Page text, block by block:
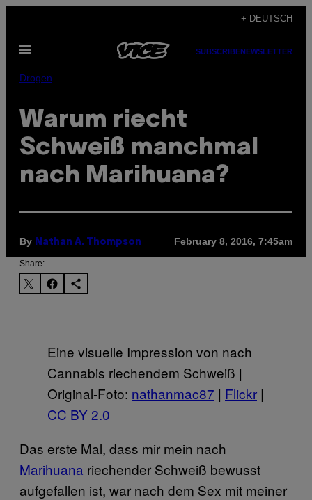
content
+ DEUTSCH
Open
SUBSCRIBENEWSLETTER
Drogen
Warum riecht
Schweiß manchmal
nach Marihuana?
By Nathan A. Thompson February 8, 2016, 7:45am
Share:
Eine visuelle Impression von nach
Cannabis riechendem Schweiß |
Original-Foto: nathanmac87 | Flickr |
CC BY 2.0
Das erste Mal, dass mir mein nach
Marihuana riechender Schweiß bewusst
aufgefallen ist, war nach dem Sex mit meiner